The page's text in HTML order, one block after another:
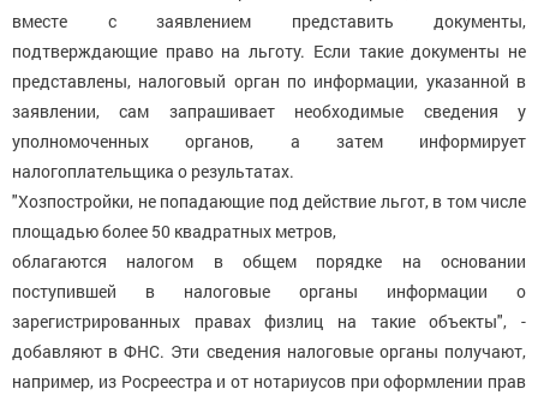
вместе с заявлением представить документы,
подтверждающие право на льготу. Если такие документы не
представлены, налоговый орган по информации, указанной в
заявлении, сам запрашивает необходимые сведения у
уполномоченных органов, а затем информирует
налогоплательщика о результатах.
"Хозпостройки, не попадающие под действие льгот, в том числе
площадью более 50 квадратных метров,
облагаются налогом в общем порядке на основании
поступившей в налоговые органы информации о
зарегистрированных правах физлиц на такие объекты", -
добавляют в ФНС. Эти сведения налоговые органы получают,
например, из Росреестра и от нотариусов при оформлении прав